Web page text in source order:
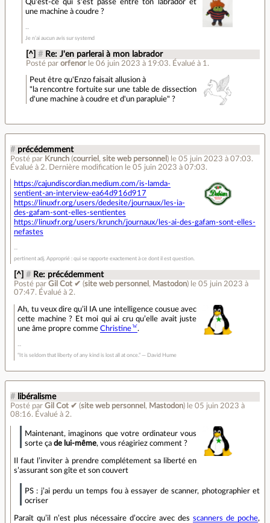
Qu'est-ce qui s'est passé entre ton labrador et
une machine à coudre ?
Je n’ai aucun avis sur systemd
[^] # Re: J'en parlerai à mon labrador
Posté par orfenor le 06 juin 2023 à 19:03. Évalué à 1 .
Peut être qu'Enzo faisait allusion à
"la rencontre fortuite sur une table de dissection
d'une machine à coudre et d'un parapluie" ?
# précédemment
Posté par Krunch (courriel , site web personnel ) le 05 juin 2023 à 07:03.
Évalué à 2. Dernière modification le 05 juin 2023 à 07:03.
https://cajundiscordian.medium.com/is-lamda-
sentient-an-interview-ea64d916d917
https://linuxfr.org/users/dedesite/journaux/les-ia-
des-gafam-sont-elles-sentientes
https://linuxfr.org/users/krunch/journaux/les-ai-des-gafam-sont-elles-
nefastes
pertinent adj. Approprié : qui se rapporte exactement à ce dont il est question.
[^] # Re: précédemment
Posté parGil Cot ✔ (site web personnel , Mastodon) le 05 juin 2023 à
07:47. Évalué à 2.
Ah, tu veux dire qu’il IA une intelligence cousue avec
cette machine ? Et moi qui ai cru qu’elle avait juste
une âme propre commeChristine .
“It is seldom that liberty of any kind is lost all at once.” ― David Hume
# libéralisme
Posté par Gil Cot ✔ (site web personnel , Mastodon) le 05 juin 2023 à
08:16. Évalué à 2.
Maintenant, imaginons que votre ordinateur vous
sorte ça de lui-même, vous réagiriez comment ?
Il faut l’inviter à prendre complétement sa liberté en
s’assurant son gîte et son couvert
PS : j’ai perdu un temps fou à essayer de scanner, photographier et
ocriser
Paraît qu’il n’est plus nécessaire d’occire avec des scanners de poche,